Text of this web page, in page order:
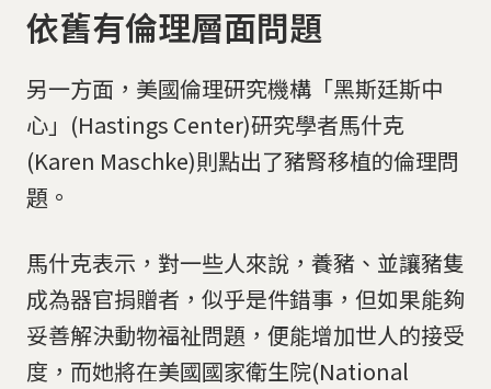
依舊有倫理層面問題
另一方面，美國倫理研究機構「黑斯廷斯中
心」(Hastings Center)研究學者馬什克
(Karen Maschke)則點出了豬腎移植的倫理問
題。
馬什克表示，對一些人來說，養豬、並讓豬隻
成為器官捐贈者，似乎是件錯事，但如果能夠
妥善解決動物福祉問題，便能增加世人的接受
度，而她將在美國國家衛生院(National